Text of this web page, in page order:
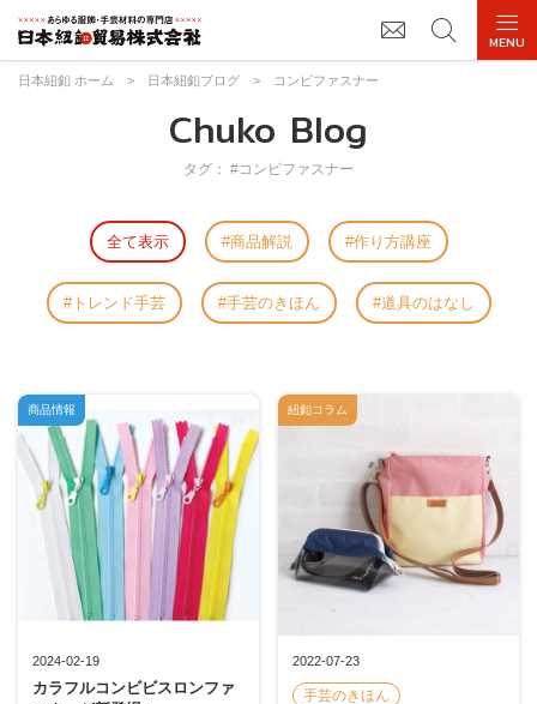
日本紐釦 ホーム > 日本紐釦ブログ > コンビファスナー
Chuko Blog
タグ： #コンビファスナー
全て表示 商品解説 作り方講座
トレンド手芸 手芸のきほん 道具のはなし
2024-02-19
カラフルコンビビスロンファ
商品情報
2022-07-23
手芸のきほん
紐釦コラム